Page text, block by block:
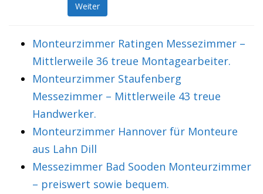
Weiter
Monteurzimmer Ratingen Messezimmer –
Mittlerweile 36 treue Montagearbeiter.
Monteurzimmer Staufenberg
Messezimmer – Mittlerweile 43 treue
Handwerker.
Monteurzimmer Hannover für Monteure
aus Lahn Dill
Messezimmer Bad Sooden Monteurzimmer
– preiswert sowie bequem.